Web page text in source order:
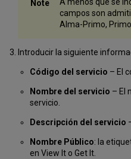
A menos que se
campos son
Alma-Primo,
Introducir la siguiente
Código del servicio – El
Nombre del servicio – El
servicio.
Descripción del servicio
Nombre Público: la
en View It o Get It.